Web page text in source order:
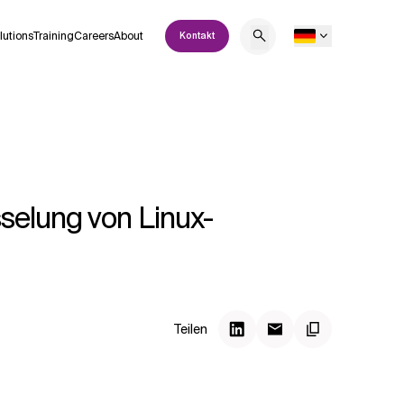
TrainingCareersAbout Kontakt
von Linux-
Teilen